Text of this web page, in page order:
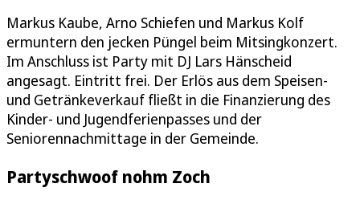
Markus Kaube, Arno Schiefen und Markus Kolf
ermuntern den jecken Püngel beim Mitsingkonzert.
Im Anschluss ist Party mit DJ Lars Hänscheid
angesagt. Eintritt frei. Der Erlös aus dem Speisen-
und Getränkeverkauf fließt in die Finanzierung des
Kinder- und Jugendferienpasses und der
Seniorennachmittage in der Gemeinde.
Partyschwoof nohm Zoch